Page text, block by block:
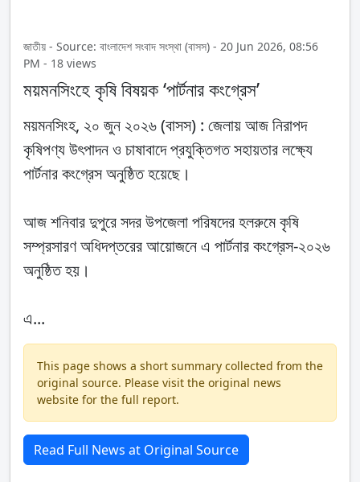
জাতীয় - Source: বাংলাদেশ সংবাদ সংস্থা (বাসস) - 20 Jun 2026, 08:56
PM - 18 views
ময়মনসিংহে কৃষি বিষয়ক ‘পার্টনার কংগ্রেস’
ময়মনসিংহ, ২০ জুন ২০২৬ (বাসস) : জেলায় আজ নিরাপদ
কৃষিপণ্য উৎপাদন ও চাষাবাদে প্রযুক্তিগত সহায়তার লক্ষ্যে
পার্টনার কংগ্রেস অনুষ্ঠিত হয়েছে।
আজ শনিবার দুপুরে সদর উপজেলা পরিষদের হলরুমে কৃষি
সম্প্রসারণ অধিদপ্তরের আয়োজনে এ পার্টনার কংগ্রেস-২০২৬
অনুষ্ঠিত হয়।
এ...
This page shows a short summary collected from the
original source. Please visit the original news
website for the full report.
Read Full News at Original Source